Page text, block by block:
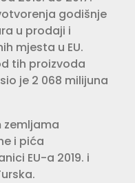
godišnje
u prodaji i
mjesta u EU.
tih proizvoda
je 2 068 milijuna
zemljama
i pića
EU-a 2019. i